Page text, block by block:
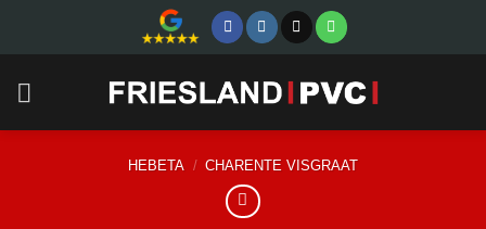
HEBETA / CHARENTE VISGRAAT